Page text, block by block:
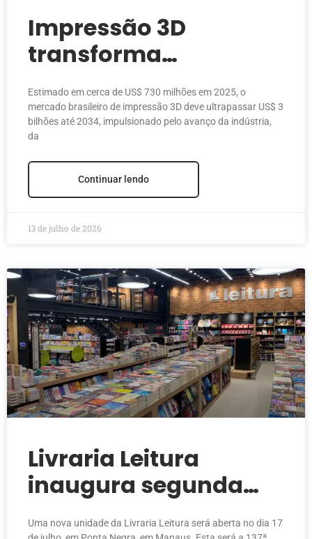
Impressão 3D
transforma
estudantes em jovens
empreendedores em
Manaus
Estimado em cerca de US$ 730 milhões em 2025, o
mercado brasileiro de impressão 3D deve ultrapassar US$ 3
bilhões até 2034, impulsionado pelo avanço da indústria,
da
Continuar lendo
13 de julho de 2026
Livraria Leitura
inaugura segunda
unidade no
Uma nova unidade da Livraria Leitura será aberta no dia 17